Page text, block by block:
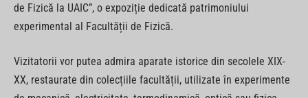
de Fizică la UAIC”, o expoziție dedicată patrimoniului
experimental al Facultății de Fizică.
Vizitatorii vor putea admira aparate istorice din secolele XIX-
XX, restaurate din colecțiile facultății, utilizate în experimente